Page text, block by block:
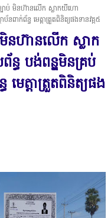
បាប់ មិនហ៊ានលើក ស្លាកយីហោ
ក់ព័ន្ធ មេត្តាត្រួតពិនិត្យផងទានវគ្គ៥
នហ៊ានលើក ស្លាក
បង់ពន្ឌមិនគ្រប់
េត្តាត្រួតពិនិត្យផង